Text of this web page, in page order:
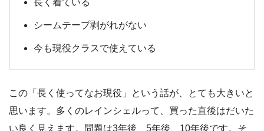
シームテープ剥がれがない
今も現役クラスで使えている
この「長く使ってなお現役」という話が、とても大きいと
思います。多くのレインシェルって、買った直後はだいた
い良く見えます。問題は3年後、5年後、10年後です。そ